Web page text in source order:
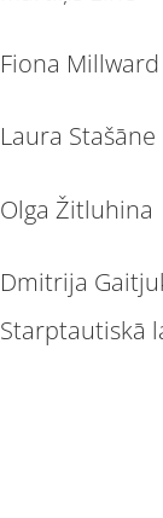
Fiona
Laura Stašāne
Olga Žitluhina
Dmitrija
Starptautiskā